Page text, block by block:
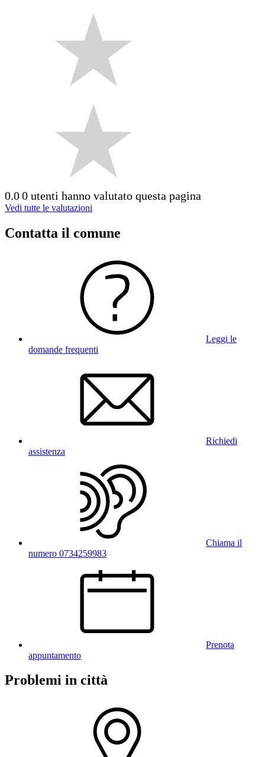
0.00 utenti hanno valutato questa pagina
Vedi tutte le valutazioni
Contatta il comune
Leggi le
domande frequenti
Richiedi
assistenza
Chiama il
numero 0734259983
Prenota
appuntamento
Problemi in città